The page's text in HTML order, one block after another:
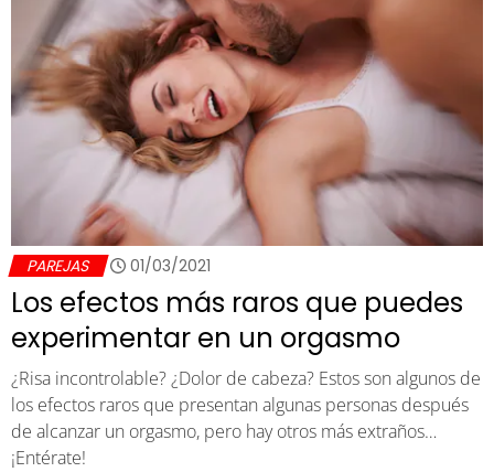
PAREJAS 01/03/2021
Los efectos más raros que puedes
experimentar en un orgasmo
¿Risa incontrolable? ¿Dolor de cabeza? Estos son algunos de
los efectos raros que presentan algunas personas después
de alcanzar un orgasmo, pero hay otros más extraños…
¡Entérate!